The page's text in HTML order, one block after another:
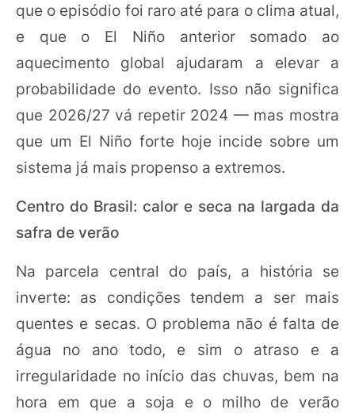
que o episódio foi raro até para o clima atual,
e que o El Niño anterior somado ao
aquecimento global ajudaram a elevar a
probabilidade do evento. Isso não significa
que 2026/27 vá repetir 2024 — mas mostra
que um El Niño forte hoje incide sobre um
sistema já mais propenso a extremos.
Centro do Brasil: calor e seca na largada da
safra de verão
Na parcela central do país, a história se
inverte: as condições tendem a ser mais
quentes e secas. O problema não é falta de
água no ano todo, e sim o atraso e a
irregularidade no início das chuvas, bem na
hora em que a soja e o milho de verão